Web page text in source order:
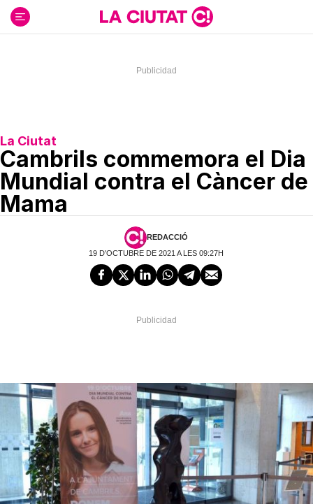
contenido
La Ciutat
Cambrils commemora el Dia
Mundial contra el Càncer de
Mama
REDACCIÓ
19 D'OCTUBRE DE 2021 A LES 09:27H